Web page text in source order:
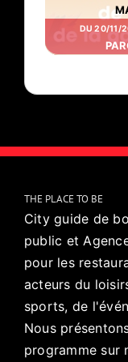
DU 20/11/
THE PLACE TO BE
City guide de
public et
pour les
acteurs du
sports, de
Nous
programme sur